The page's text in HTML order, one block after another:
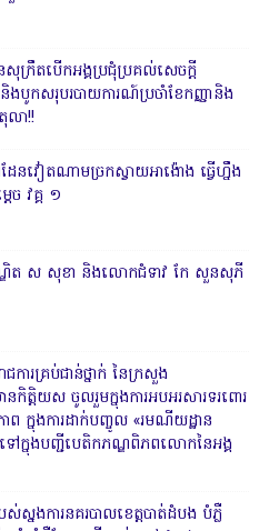
ក្រឹតបើកអង្គប្រជុំប្រគល់សេចក្តី
បូកសរុបរបាយការណ៍ប្រចាំខែកញ្ញានិង
លា!!
នវៀតណាមច្រកស្វាយអាង៉ោង ធ្វើហ្នឹង
ច វគ្គ ១
ឌិត ស សុខា និងលោកជំទាវ កែ សួនសុភី
ជការគ្រប់ជាន់ថ្នាក់ នៃក្រសួង
នកិត្តិយស ចូលរួមក្នុងការអបអរសារទរពោរ
ក្នុងការដាក់បញ្ចូល «រមណីយដ្ឋាន
ៅក្នុងបញ្ជីបេតិកភណ្ឌពិភពលោកនៃអង្គ
ស់ស្នងការនគរបាលខេត្តបាត់ដំបង បំភ្លឺ